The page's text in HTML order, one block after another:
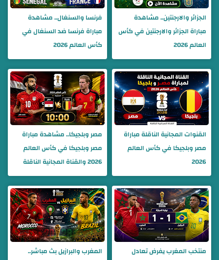
الجزائر والارجنتين.. مشاهدة
مباراة الجزائر والارجنتين في كأس
العالم 2026
فرنسا والسنغال.. مشاهدة
مباراة فرنسا ضد السنغال في
كأس العالم 2026
القنوات المجانية الناقلة مباراة
مصر وبلجيكا في كأس العالم
2026
مصر وبلجيكا.. مشاهدة مباراة
مصر وبلجيكا في كأس العالم
2026 والقناة المجانية الناقلة
منتخب المغرب يفرض تعادل
المغرب والبرازيل بث مباشر..